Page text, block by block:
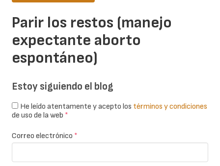
Parir los restos (manejo
expectante aborto
espontáneo)
Estoy siguiendo el blog
He leído atentamente y acepto los términos y condiciones
de uso de la web *
Correo electrónico *